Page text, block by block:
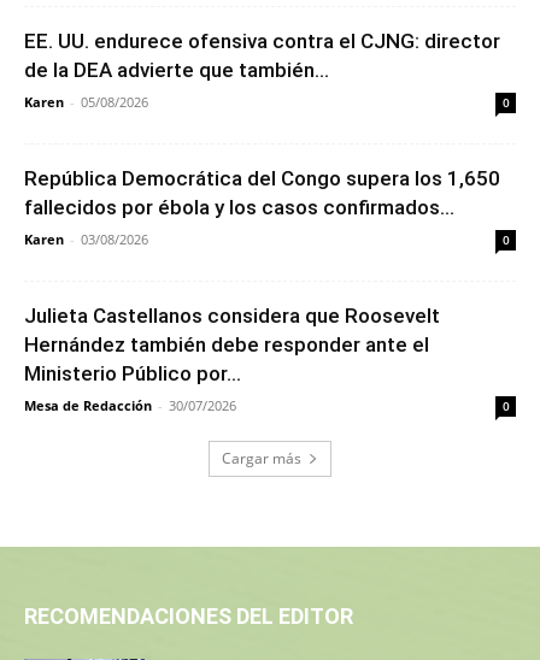
EE. UU. endurece ofensiva contra el CJNG: director
de la DEA advierte que también...
Karen - 05/08/2026 0
República Democrática del Congo supera los 1,650
fallecidos por ébola y los casos confirmados...
Karen - 03/08/2026 0
Julieta Castellanos considera que Roosevelt
Hernández también debe responder ante el
Ministerio Público por...
Mesa de Redacción - 30/07/2026 0
Cargar más
RECOMENDACIONES DEL EDITOR